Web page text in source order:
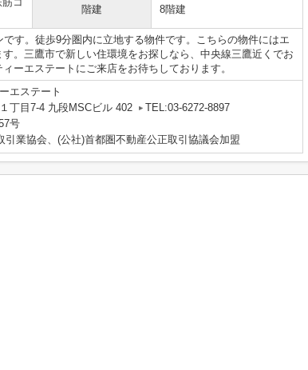
階建 8階建
す。徒歩9分圏内に立地する物件です。こちらの物件にはエ
。三鷹市で新しい住環境をお探しなら、中央線三鷹近くでお
ーエステートにご来店をお待ちしております。
エステート
丁目7-4 九段MSCビル 402
TEL:03-6272-8897
号
引業協会、(公社)首都圏不動産公正取引協議会加盟